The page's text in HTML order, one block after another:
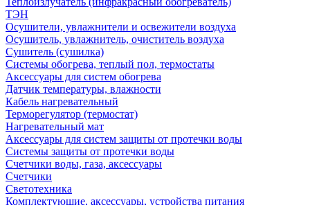
ТЭН
Осушители, увлажнители и освежители воздуха
Осушитель, увлажнитель, очиститель воздуха
Сушитель (сушилка)
Системы обогрева, теплый пол, термостаты
Аксессуары для систем обогрева
Датчик температуры, влажности
Кабель нагревательный
Терморегулятор (термостат)
Нагревательный мат
Аксессуары для систем защиты от протечки воды
Системы защиты от протечки воды
Счетчики воды, газа, аксессуары
Счетчики
Светотехника
Комплектующие, аксессуары, устройства питания